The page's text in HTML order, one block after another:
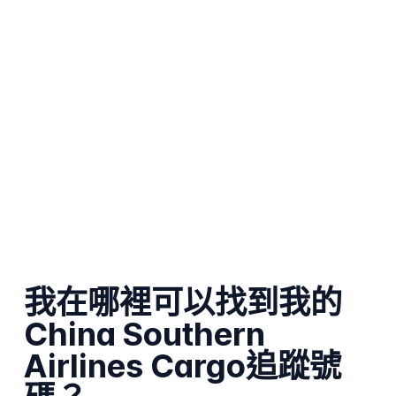
我在哪裡可以找到我的
China Southern
Airlines Cargo追蹤號